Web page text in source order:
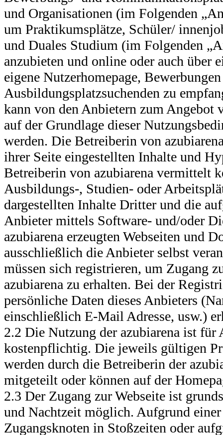
und Organisationen (im Folgenden
um Praktikumsplätze, Schüler/
und Duales Studium (im Folgenden
anzubieten und online oder auch über
eigene Nutzerhomepage,
Ausbildungsplatzsuchenden zu
kann von den Anbietern zum Angebot
auf der Grundlage dieser
werden. Die Betreiberin von
ihrer Seite eingestellten Inhalte und
Betreiberin von azubiarena vermittelt
Ausbildungs-, Studien- oder
dargestellten Inhalte Dritter und die
Anbieter mittels Software- und/oder
azubiarena erzeugten Webseiten und
ausschließlich die Anbieter selbst
müssen sich registrieren, um Zugang
azubiarena zu erhalten. Bei der
persönliche Daten dieses Anbieters
einschließlich E-Mail Adresse, usw.)
2.2 Die Nutzung der azubiarena ist für
kostenpflichtig. Die jeweils gültigen
werden durch die Betreiberin der
mitgeteilt oder können auf der
2.3 Der Zugang zur Webseite ist
und Nachtzeit möglich. Aufgrund
Zugangsknoten in Stoßzeiten oder